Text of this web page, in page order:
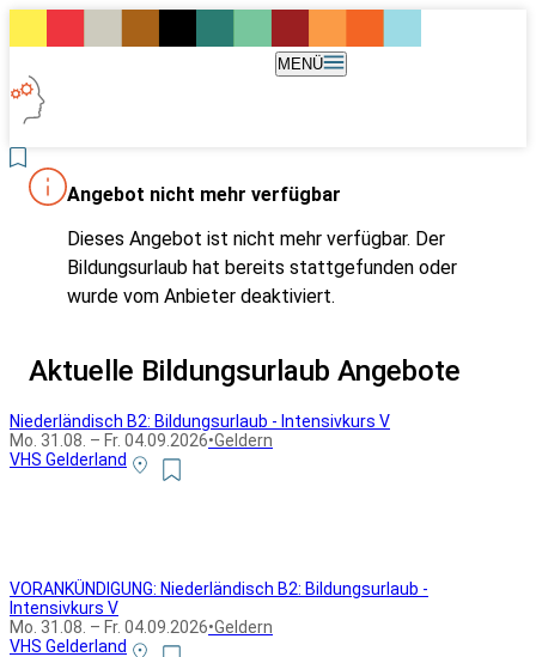
MENÜ
Angebot nicht mehr verfügbar
Dieses Angebot ist nicht mehr verfügbar. Der
Bildungsurlaub hat bereits stattgefunden oder
wurde vom Anbieter deaktiviert.
Aktuelle Bildungsurlaub Angebote
Niederländisch B2: Bildungsurlaub - Intensivkurs V
Mo. 31.08. – Fr. 04.09.2026•Geldern
VHS Gelderland
VORANKÜNDIGUNG: Niederländisch B2: Bildungsurlaub -
Intensivkurs V
Mo. 31.08. – Fr. 04.09.2026•Geldern
VHS Gelderland